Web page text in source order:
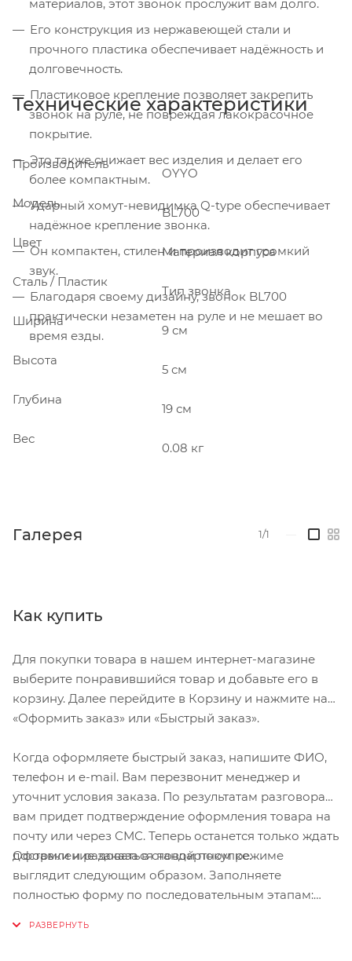
материалов, этот звонок прослужит вам долго.
Его конструкция из нержавеющей стали и
прочного пластика обеспечивает надёжность и
долговечность.
Пластиковое крепление позволяет закрепить
звонок на руле, не повреждая лакокрасочное
покрытие.
Это также снижает вес изделия и делает его
более компактным.
Ударный хомут-невидимка Q-type обеспечивает
надёжное крепление звонка.
Он компактен, стилен и производит громкий
звук.
Благодаря своему дизайну, звонок BL700
практически незаметен на руле и не мешает во
время езды.
Технические характеристики
Производитель
OYYO
Модель
BL700
Цвет
Материал корпуса
Сталь / Пластик
Тип звонка
Ширина
9 см
Высота
5 см
Глубина
19 см
Вес
0.08 кг
Галерея 1/1
Как купить
Для покупки товара в нашем интернет-магазине
выберите понравившийся товар и добавьте его в
корзину. Далее перейдите в Корзину и нажмите на
«Оформить заказ» или «Быстрый заказ».
Когда оформляете быстрый заказ, напишите ФИО,
телефон и e-mail. Вам перезвонит менеджер и
уточнит условия заказа. По результатам разговора
вам придет подтверждение оформления товара на
почту или через СМС. Теперь останется только ждать
доставки и радоваться новой покупке.
Оформление заказа в стандартном режиме
выглядит следующим образом. Заполняете
полностью форму по последовательным этапам: